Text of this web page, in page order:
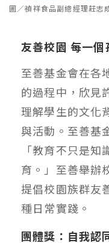
圖／禎祥食品副總經理莊志
友善校園 每一
至善基金會在各
的過程中，欣見
理解學生的文化
與活動。至善基
「教育不只是
育。」至善舉辦
提倡校園族群友
種日常實踐。
團體獎：自我認